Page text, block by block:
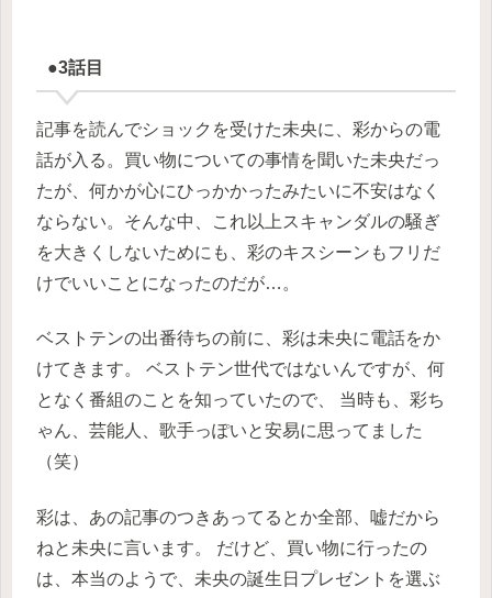
●3話目
記事を読んでショックを受けた未央に、彩からの電
話が入る。買い物についての事情を聞いた未央だっ
たが、何かが心にひっかかったみたいに不安はなく
ならない。そんな中、これ以上スキャンダルの騒ぎ
を大きくしないためにも、彩のキスシーンもフリだ
けでいいことになったのだが…。
ベストテンの出番待ちの前に、彩は未央に電話をか
けてきます。
ベストテン世代ではないんですが、何
となく番組のことを知っていたので、
当時も、彩ち
ゃん、芸能人、歌手っぽいと安易に思ってました
（笑）
彩は、あの記事のつきあってるとか全部、嘘だから
ねと未央に言います。
だけど、買い物に行ったの
は、本当のようで、未央の誕生日プレゼントを選ぶ